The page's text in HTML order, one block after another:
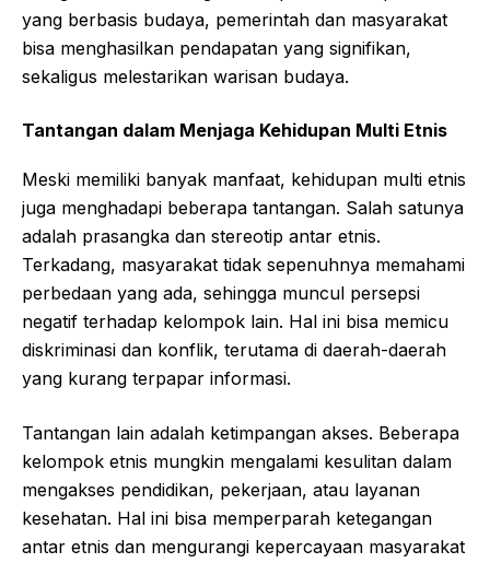
yang berbasis budaya, pemerintah dan masyarakat
bisa menghasilkan pendapatan yang signifikan,
sekaligus melestarikan warisan budaya.
Tantangan dalam Menjaga Kehidupan Multi Etnis
Meski memiliki banyak manfaat, kehidupan multi etnis
juga menghadapi beberapa tantangan. Salah satunya
adalah prasangka dan stereotip antar etnis.
Terkadang, masyarakat tidak sepenuhnya memahami
perbedaan yang ada, sehingga muncul persepsi
negatif terhadap kelompok lain. Hal ini bisa memicu
diskriminasi dan konflik, terutama di daerah-daerah
yang kurang terpapar informasi.
Tantangan lain adalah ketimpangan akses. Beberapa
kelompok etnis mungkin mengalami kesulitan dalam
mengakses pendidikan, pekerjaan, atau layanan
kesehatan. Hal ini bisa memperparah ketegangan
antar etnis dan mengurangi kepercayaan masyarakat